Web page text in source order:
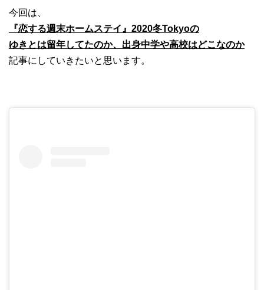
今回は、
『恋する週末ホームステイ』2020冬Tokyoの
ゆきとは留年してたのか、出身中学や高校はどこなのか
記事にしていきたいと思います。